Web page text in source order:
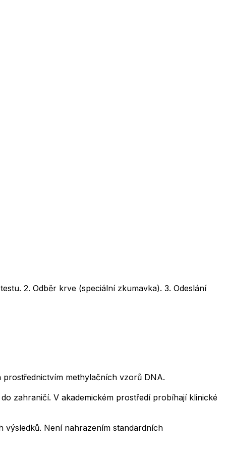
2. Odběr krve (speciální zkumavka). 3. Odeslání
methylačních vzorů DNA.
zahraničí. V akademickém prostředí probíhají klinické
výsledků. Není nahrazením standardních